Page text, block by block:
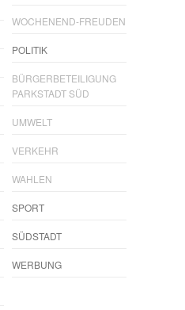
WOCHENEND-FREUDEN
POLITIK
BÜRGERBETEILIGUNG
PARKSTADT SÜD
UMWELT
VERKEHR
WAHLEN
SPORT
SÜDSTADT
WERBUNG